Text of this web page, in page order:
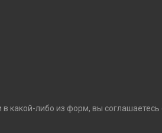
какой-либо из форм, вы